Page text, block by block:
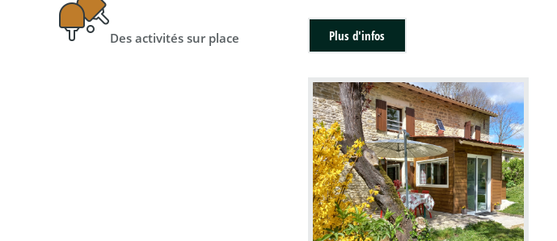
Des activités sur place Plus d'infos